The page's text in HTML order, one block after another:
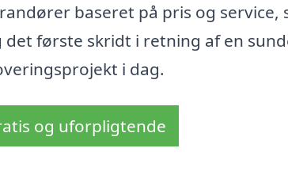
baseret på pris og
det første skridt i retning af en
i dag.
og uforpligtende